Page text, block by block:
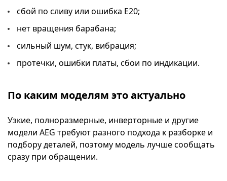
сбой по сливу или ошибка E20;
нет вращения барабана;
сильный шум, стук, вибрация;
протечки, ошибки платы, сбои по индикации.
По каким моделям это актуально
Узкие, полноразмерные, инверторные и другие
модели AEG требуют разного подхода к разборке и
подбору деталей, поэтому модель лучше сообщать
сразу при обращении.